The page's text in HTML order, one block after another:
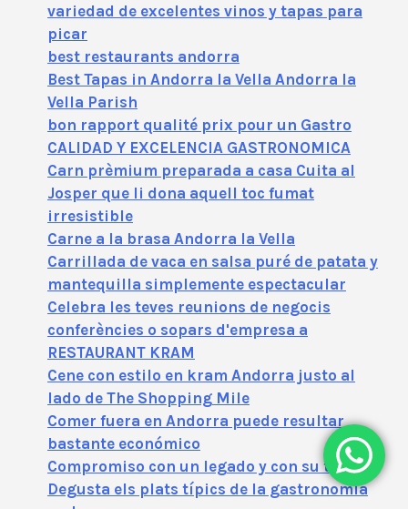
variedad de excelentes vinos y tapas para
picar
best restaurants andorra
Best Tapas in Andorra la Vella Andorra la
Vella Parish
bon rapport qualité prix pour un Gastro
CALIDAD Y EXCELENCIA GASTRONOMICA
Carn prèmium preparada a casa Cuita al
Josper que li dona aquell toc fumat
irresistible
Carne a la brasa Andorra la Vella
Carrillada de vaca en salsa puré de patata y
mantequilla simplemente espectacular
Celebra les teves reunions de negocis
conferències o sopars d'empresa a
RESTAURANT KRAM
Cene con estilo en kram Andorra justo al
lado de The Shopping Mile
Comer fuera en Andorra puede resultar
bastante económico
Compromiso con un legado y con su tierra
Degusta els plats típics de la gastronomia